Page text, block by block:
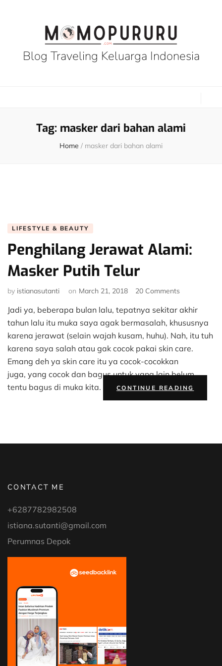
Blog Traveling Keluarga Indonesia
Tag: masker dari bahan alami
Home / masker dari bahan alami
LIFESTYLE & BEAUTY
Penghilang Jerawat Alami:
Masker Putih Telur
by istianasutanti on March 21, 2018 20 Comments
Jerawat
Alami:
Masker
Putih
Telur
Jadi ya, beberapa bulan lalu, tepatnya sekitar akhir
tahun lalu itu muka saya agak bermasalah, khususnya
karena jerawat (selain wajah kusam, huhu). Nah, itu tuh
karena saya salah atau gak cocok pakai skin care.
Emang deh ya skin care itu ya cocok-cocokkan
juga, yang cocok dan bagus untuk yang lain belum
tentu bagus di muka kita.
CONTINUE READING
CONTACT ME
+6287782982508
istiana.sutanti@gmail.com
Perumnas Depok